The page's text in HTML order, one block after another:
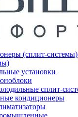
установки
сплит-
кондиционеры